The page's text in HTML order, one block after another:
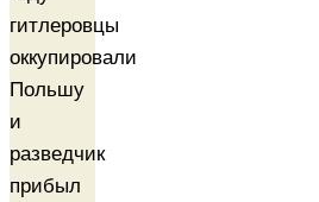
гитлеровцы
оккупировали
Польшу
и
разведчик
прибыл